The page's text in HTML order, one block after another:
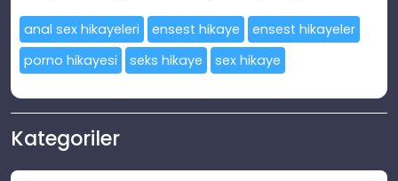
anal sex hikayeleri ensest hikaye
ensest hikayeler
porno hikayesi
seks hikaye sex hikaye
Kategoriler